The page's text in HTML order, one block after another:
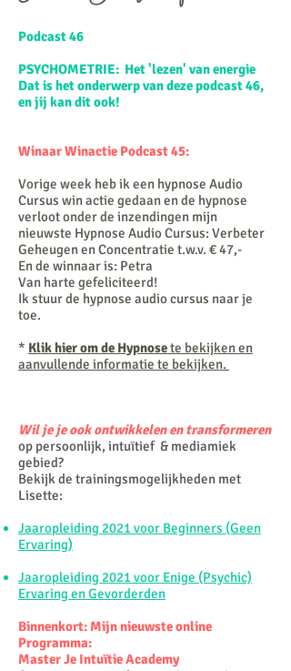
Podcast 46
PSYCHOMETRIE: Het 'lezen' van energie
Dat is het onderwerp van deze podcast 46,
en jij kan dit ook!
Winaar Winactie Podcast 45:
Vorige week heb ik een hypnose Audio
Cursus win actie gedaan en de hypnose
verlootonder de inzendingen mijn
nieuwste Hypnose Audio Cursus: Verbeter
Geheugen en Concentratie t.w.v. € 47,-
En de winnaar is: Petra
Van harte gefeliciteerd!
Ik stuur de hypnose audio cursus naar je
toe.
* Klik hier om de Hypnosete bekijken en
aanvullende informatie te bekijken.
Wil je je ook ontwikkelen en transformeren
op persoonlijk, intuïtief & mediamiek
gebied?
Bekijk de trainingsmogelijkheden met
Lisette:
Jaaropleiding 2021 voor Beginners (Geen
Ervaring)
Jaaropleiding 2021 voor Enige (Psychic)
Ervaring en Gevorderden
Binnenkort: Mijn nieuwste online
Programma:
Master Je Intuïtie Academy